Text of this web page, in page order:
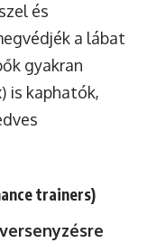
és
a lábat
gyakran
is kaphatók,
trainers)